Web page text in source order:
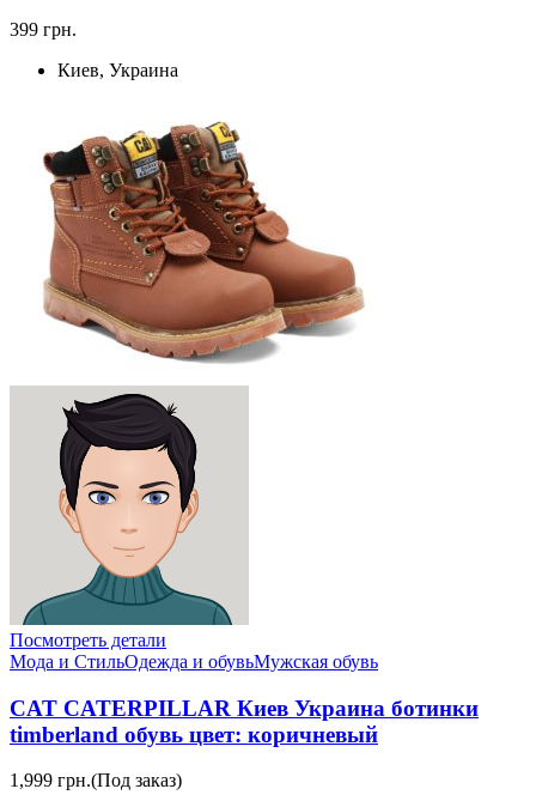
399 грн.
Киев, Украина
Посмотреть детали
Мода и СтильОдежда и обувьМужская обувь
CAT CATERPILLAR Киев Украина ботинки
timberland обувь цвет: коричневый
1,999 грн.(Под заказ)